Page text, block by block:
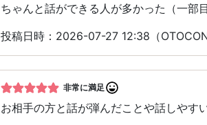
ちゃんと話ができる人が多かった（一部
投稿日時：2026-07-27 12:38（
非常に満足
お相手の方と話が弾んだことや話しやす